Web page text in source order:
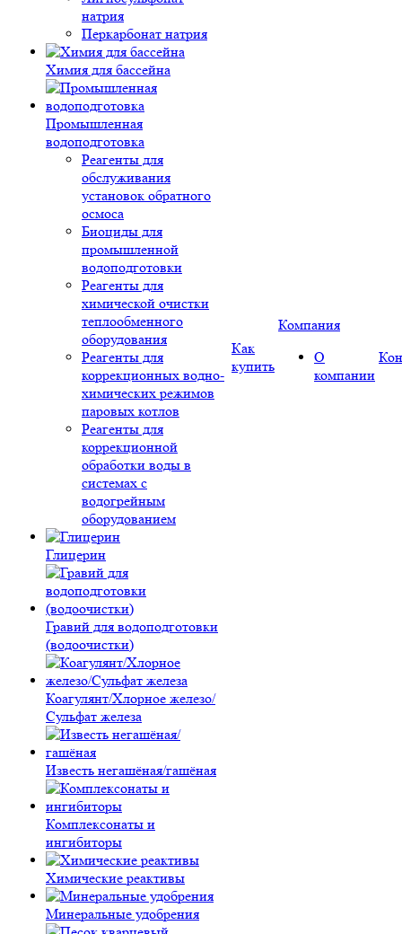
натрия
Перкарбонат натрия
Химия для бассейна
Промышленная
водоподготовка
Реагенты для
обслуживания
установок обратного
осмоса
Биоциды для
промышленной
водоподготовки
Реагенты для
химической очистки
теплообменного
оборудования
Реагенты для
коррекционных водно-
химических режимов
паровых котлов
Реагенты для
коррекционной
обработки воды в
системах с
водогрейным
оборудованием
Глицерин
Гравий для водоподготовки
(водоочистки)
Коагулянт/Хлорное железо/
Сульфат железа
Известь негашёная/гашёная
Комплексонаты и
ингибиторы
Химические реактивы
Минеральные удобрения
Как
купить
Компания
О
компании